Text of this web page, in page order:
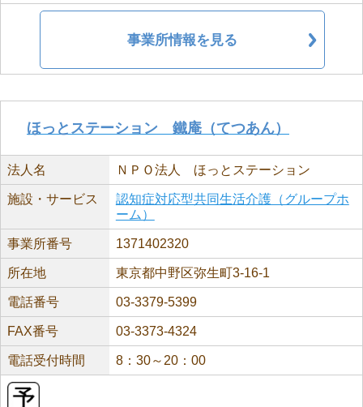
事業所情報を見る
ほっとステーション 鐵庵（てつあん）
法人名 ＮＰＯ法人 ほっとステーション
施設・サービス
認知症対応型共同生活介護（グループホ
ーム）
事業所番号 1371402320
所在地 東京都中野区弥生町3-16-1
電話番号 03-3379-5399
FAX番号 03-3373-4324
電話受付時間 8：30～20：00